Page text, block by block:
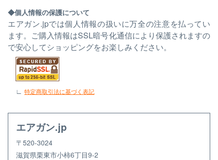
個人情報の保護について
エアガン.jpでは個人情報の扱いに万全の注意を払ってい
ます。ご購入情報はSSL暗号化通信により保護されますの
で安心してショッピングをお楽しみください。
特定商取引法に基づく表記
エアガン.jp
〒520-3024
滋賀県栗東市小柿6丁目9-2